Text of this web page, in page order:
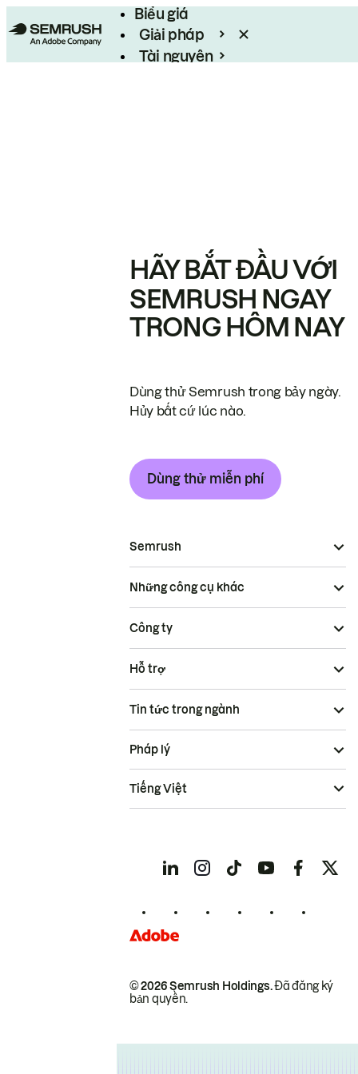
Biểu giá
Giải pháp
Tài nguyên
HÃY BẮT ĐẦU VỚI
SEMRUSH NGAY
TRONG HÔM NAY
Dùng thử Semrush trong bảy ngày.
Hủy bất cứ lúc nào.
Dùng thử miễn phí
Semrush
Những công cụ khác
Công ty
Hỗ trợ
Tin tức trong ngành
© 2026 Semrush Holdings.Đã đăng ký
bản quyền.
Pháp lý
Tiếng Việt